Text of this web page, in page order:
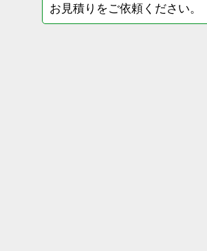
お見積りをご依頼ください。